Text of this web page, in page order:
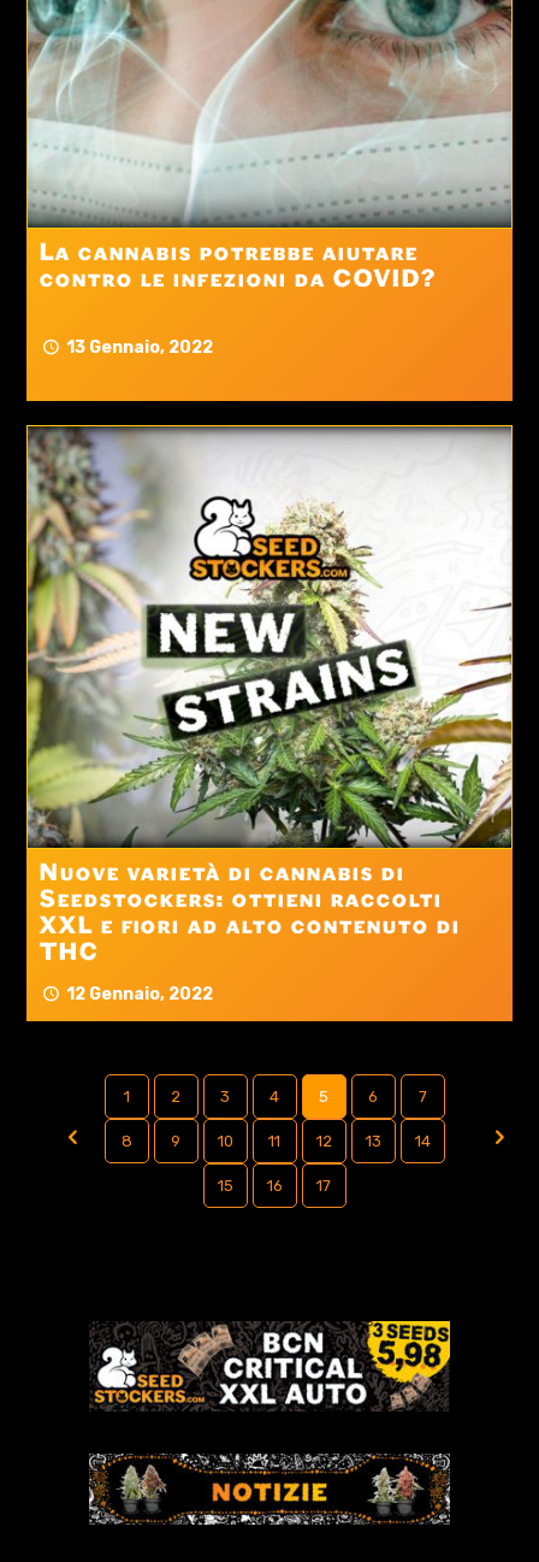
13 Gennaio, 2022
La cannabis potrebbe aiutare
contro le infezioni da COVID?
12 Gennaio, 2022
Nuove varietà di cannabis di
Seedstockers: ottieni raccolti
XXL e fiori ad alto contenuto di
THC
1 2 3 4 5 6 7
8 9 10 11 12 13 14
15 16 17